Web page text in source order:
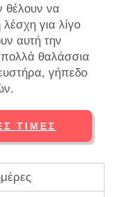
θέλουν να
για λίγο
αυτή την
θαλάσσια
γήπεδο
ΤΙΜΈΣ